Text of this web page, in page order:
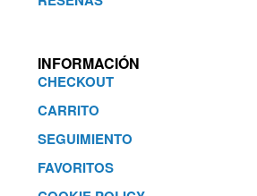
INFORMACIÓN
CHECKOUT
CARRITO
SEGUIMIENTO
FAVORITOS